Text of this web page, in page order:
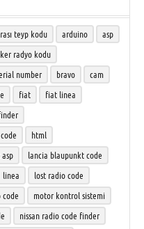
teyp kodu arduino
asp
radyo kodu
number bravo
cam
fiat
fiat linea
html
lancia blaupunkt code
linea
lost radio code
code
motor kontrol sistemi
nissan radio code finder